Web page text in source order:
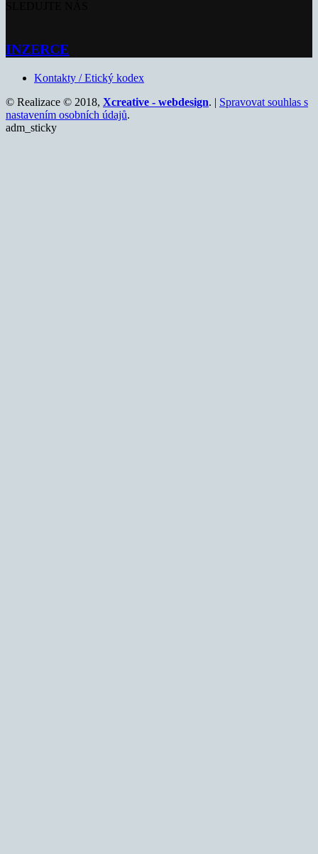
INZERCE
Kontakty / Etický kodex
© Realizace © 2018, Xcreative - webdesign. | Spravovat souhlas s
nastavením osobních údajů.
adm_sticky